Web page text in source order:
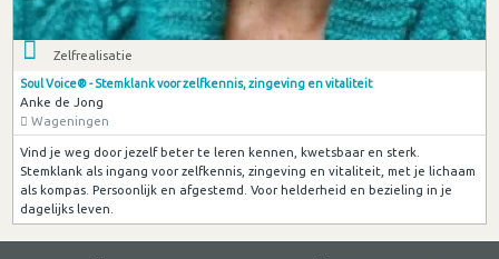
Zelfrealisatie
Soul Voice® - Stemklank voor zelfkennis, zingeving en vitaliteit
Anke de Jong
Wageningen
Vind je weg door jezelf beter te leren kennen, kwetsbaar en sterk.
Stemklank als ingang voor zelfkennis, zingeving en vitaliteit, met je lichaam
als kompas. Persoonlijk en afgestemd. Voor helderheid en bezieling in je
dagelijks leven.